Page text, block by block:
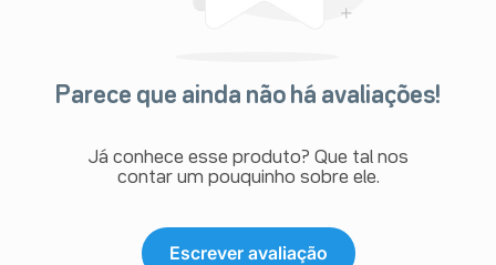
Parece que ainda não há avaliações!
Já conhece esse produto? Que tal nos
contar um pouquinho sobre ele.
Escrever avaliação